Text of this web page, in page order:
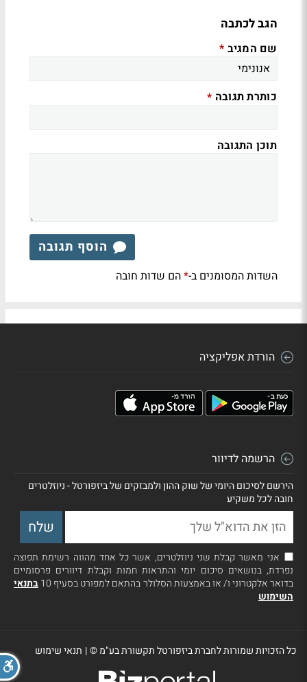
הגב לכתבה
שם המגיב *
כותרת תגובה *
תוכן התגובה
הוסף תגובה
השדות המסומנים ב-*הם שדות חובה
הורדת אפליקציה
הרשמה לדיוור
הירשם לסיכום היומי של שוק ההון ולמבזקים של ביזפורטל - ניוזלטרים
חובה לכל משקיע
אני מאשר קבלת שני ניוזלטרים, אשר כל אחד מהווה רשימת תפוצה
נפרדת, בנושאים סיכום יומי והתראות חמות וקבלת דיוורים פרסומיים
בדואר אלקטרוני ו/ או באמצעות הסלולר בהתאם למפורט בסעיף 10
בתנאי
השימוש
כל הזכויות שמורות לחברת ביזפורטל תקשורת בע"מ ©| תנאי שימוש